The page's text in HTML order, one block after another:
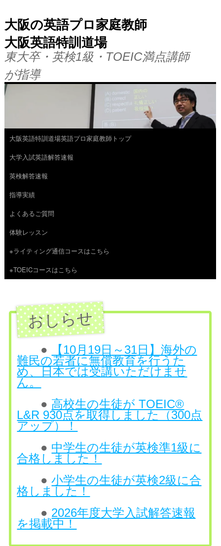
大阪の英語プロ家庭教師
大阪英語特訓道場
東大卒・英検1級・TOEIC満点講師
が指導
コ
ン
テ
ン
ツ
へ
ス
キ
大阪英語特訓道場英語プロ家庭教師トップ
大学入試英語解答速報
英検解答速報
指導実績
よくあるご質問
体験レッスン
※ライティング通信コースはこちら
※TOEICコースはこちら
●
【10月19日～31日】海外の
難民の若者に無償教育を行うた
め、日本では受講いただけませ
ん。
● 高校生の生徒が TOEIC®
L&R 930点を取得しました（300点
アップ）！
● 中学生の生徒が英検準1級に
合格しました！
●小学生の生徒が英検2級に合
格しました！
● 2026年度大学入試解答速報
を掲載中！